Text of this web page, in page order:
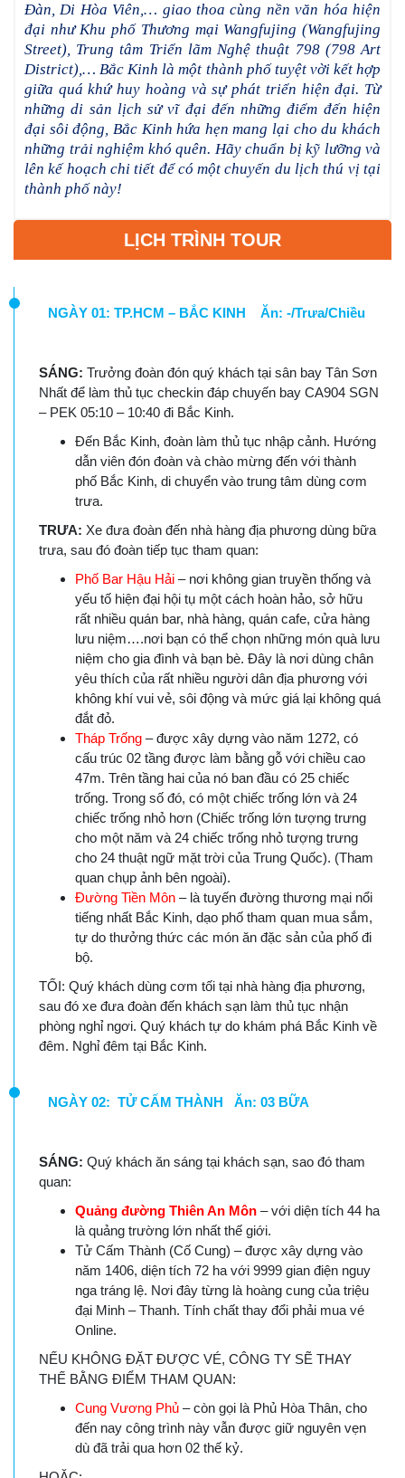
Đàn, Di Hòa Viên,… giao thoa cùng nền văn hóa hiện
đại như Khu phố Thương mại Wangfujing (Wangfujing
Street), Trung tâm Triển lãm Nghệ thuật 798 (798 Art
District),… Bắc Kinh là một thành phố tuyệt vời kết hợp
giữa quá khứ huy hoàng và sự phát triển hiện đại. Từ
những di sản lịch sử vĩ đại đến những điểm đến hiện
đại sôi động, Bắc Kinh hứa hẹn mang lại cho du khách
những trải nghiệm khó quên. Hãy chuẩn bị kỹ lưỡng và
lên kế hoạch chi tiết để có một chuyến du lịch thú vị tại
thành phố này!
LỊCH TRÌNH TOUR
NGÀY 01: TP.HCM – BẮC KINH Ăn: -/Trưa/Chiều
SÁNG: Trưởng đoàn đón quý khách tại sân bay Tân Sơn
Nhất để làm thủ tục checkin đáp chuyến bay CA904 SGN
– PEK 05:10 – 10:40 đi Bắc Kinh.
Đến Bắc Kinh, đoàn làm thủ tục nhập cảnh. Hướng
dẫn viên đón đoàn và chào mừng đến với thành
phố Bắc Kinh, di chuyển vào trung tâm dùng cơm
trưa.
TRƯA: Xe đưa đoàn đến nhà hàng địa phương dùng bữa
trưa, sau đó đoàn tiếp tục tham quan:
Phố Bar Hậu Hải – nơi không gian truyền thống và
yếu tố hiện đại hội tụ một cách hoàn hảo, sở hữu
rất nhiều quán bar, nhà hàng, quán cafe, cửa hàng
lưu niệm….nơi bạn có thể chọn những món quà lưu
niệm cho gia đình và bạn bè. Đây là nơi dùng chân
yêu thích của rất nhiều người dân địa phương với
không khí vui vẻ, sôi động và mức giá lại không quá
đắt đỏ.
Tháp Trống – được xây dựng vào năm 1272, có
cấu trúc 02 tầng được làm bằng gỗ với chiều cao
47m. Trên tầng hai của nó ban đầu có 25 chiếc
trống. Trong số đó, có một chiếc trống lớn và 24
chiếc trống nhỏ hơn (Chiếc trống lớn tượng trưng
cho một năm và 24 chiếc trống nhỏ tượng trưng
cho 24 thuật ngữ mặt trời của Trung Quốc). (Tham
quan chụp ảnh bên ngoài).
Đường Tiền Môn – là tuyến đường thương mại nổi
tiếng nhất Bắc Kinh, dạo phố tham quan mua sắm,
tự do thưởng thức các món ăn đặc sản của phố đi
bộ.
TỐI: Quý khách dùng cơm tối tại nhà hàng địa phương,
sau đó xe đưa đoàn đến khách sạn làm thủ tục nhận
phòng nghỉ ngơi. Quý khách tự do khám phá Bắc Kinh về
đêm. Nghỉ đêm tại Bắc Kinh.
NGÀY 02: TỬ CẤM THÀNH Ăn: 03 BỮA
SÁNG: Quý khách ăn sáng tại khách sạn, sao đó tham
quan:
Quảng đường Thiên An Môn– với diện tích 44 ha
là quảng trường lớn nhất thế giới.
Tử Cấm Thành (Cố Cung) – được xây dựng vào
năm 1406, diện tích 72 ha với 9999 gian điện nguy
nga tráng lệ. Nơi đây từng là hoàng cung của triệu
đại Minh – Thanh. Tính chất thay đổi phải mua vé
Online.
NẾU KHÔNG ĐẶT ĐƯỢC VÉ, CÔNG TY SẼ THAY
THẾ BẰNG ĐIỂM THAM QUAN:
Cung Vương Phủ – còn gọi là Phủ Hòa Thân, cho
đến nay công trình này vẫn được giữ nguyên vẹn
dù đã trải qua hơn 02 thế kỷ.